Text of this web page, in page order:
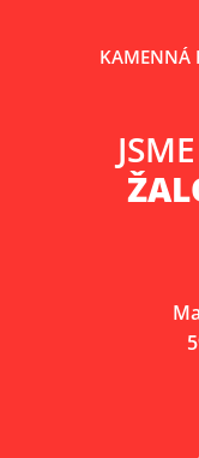
KAMENNÁ
JSME